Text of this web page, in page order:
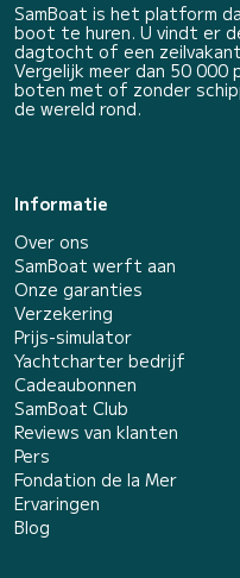
SamBoat is het platform
boot te huren. U vindt er
dagtocht of een
Vergelijk meer dan 50
boten met of zonder
de wereld rond.
Informatie
Over ons
SamBoat werft aan
Onze garanties
Verzekering
Prijs-simulator
Yachtcharter bedrijf
Cadeaubonnen
SamBoat Club
Reviews van klanten
Pers
Fondation de la Mer
Ervaringen
Blog